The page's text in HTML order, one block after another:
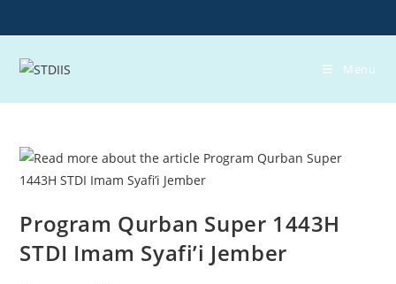
to
content
Menu
Program Qurban Super 1443H
STDI Imam Syafi’i Jember